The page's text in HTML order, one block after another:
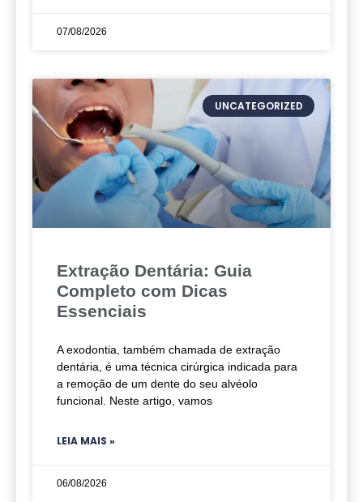
07/08/2026
UNCATEGORIZED
Extração Dentária: Guia
Completo com Dicas
Essenciais
A exodontia, também chamada de extração
dentária, é uma técnica cirúrgica indicada para
a remoção de um dente do seu alvéolo
funcional. Neste artigo, vamos
LEIA MAIS »
06/08/2026